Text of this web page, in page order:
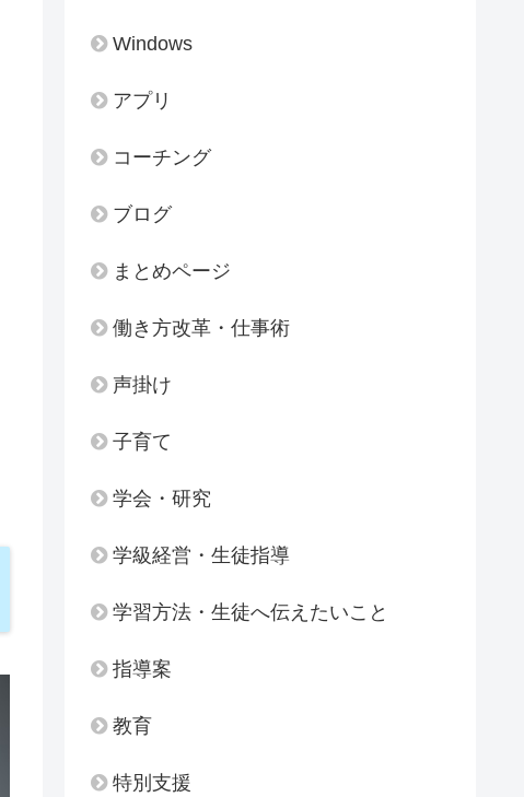
Windows
アプリ
コーチング
ブログ
まとめページ
働き方改革・仕事術
声掛け
子育て
学会・研究
学級経営・生徒指導
学習方法・生徒へ伝えたいこと
指導案
教育
特別支援